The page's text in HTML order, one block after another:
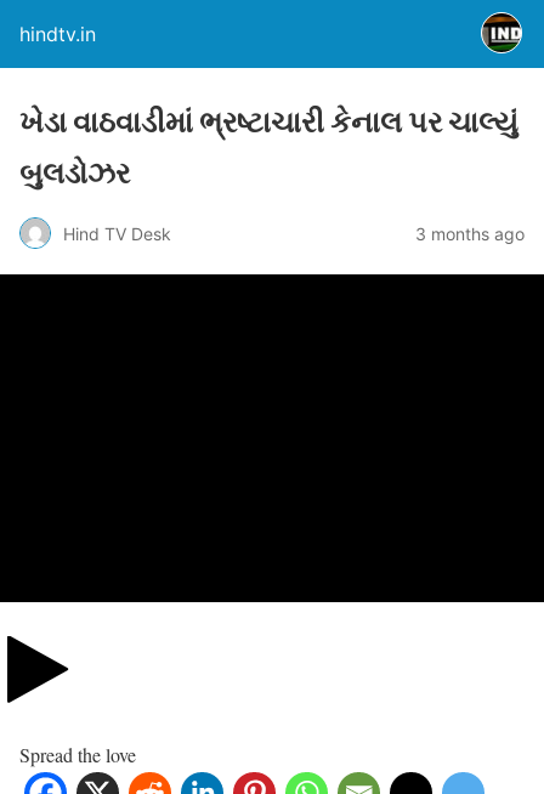
hindtv.in
ખેડા વાઠવાડીમાં ભ્રષ્ટાચારી કેનાલ પર ચાલ્યું
બુલડોઝર
Hind TV Desk 3 months ago
Spread the love